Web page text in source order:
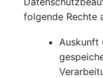
folgende Rechte
Auskunft